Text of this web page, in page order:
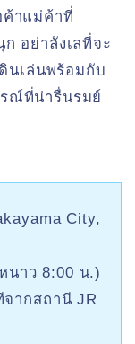
ค้าแม่ค้าที่
อย่าลังเลที่จะ
นเล่นพร้อมกับ
ณ์ที่น่ารื่นรมย์
City,
นาว 8:00 น.)
ากสถานี JR